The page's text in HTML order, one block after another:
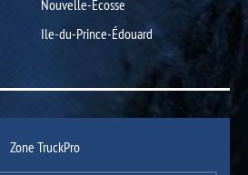
Nouvelle-Écosse
Ile-du-Prince-Édouard
Zone TruckPro